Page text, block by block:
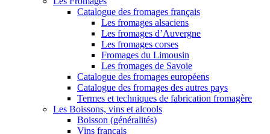
Catalogue des fromages français
Les fromages alsaciens
Les fromages d’Auvergne
Les fromages corses
Fromages du Limousin
Les fromages de Savoie
Catalogue des fromages européens
Catalogue des fromages des autres pays
Termes et techniques de fabrication fromagère
Les Boissons, vins et alcools
Boisson (généralités)
Vins français